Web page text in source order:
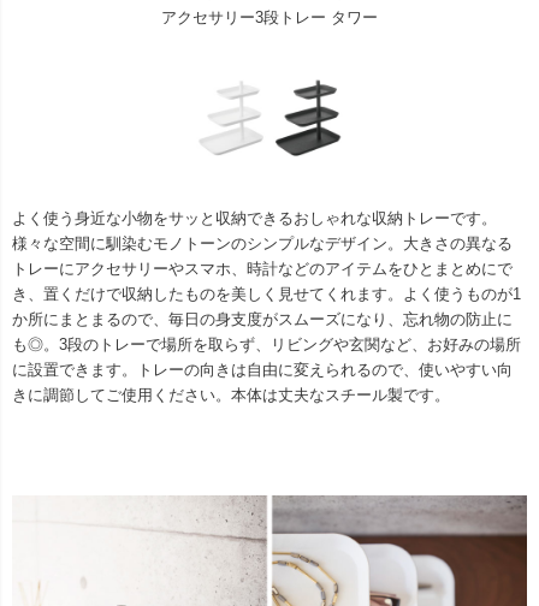
アクセサリー3段トレー タワー
よく使う身近な小物をサッと収納できるおしゃれな収納トレーです。
様々な空間に馴染むモノトーンのシンプルなデザイン。大きさの異なる
トレーにアクセサリーやスマホ、時計などのアイテムをひとまとめにで
き、置くだけで収納したものを美しく見せてくれます。よく使うものが1
か所にまとまるので、毎日の身支度がスムーズになり、忘れ物の防止に
も◎。3段のトレーで場所を取らず、リビングや玄関など、お好みの場所
に設置できます。トレーの向きは自由に変えられるので、使いやすい向
きに調節してご使用ください。本体は丈夫なスチール製です。